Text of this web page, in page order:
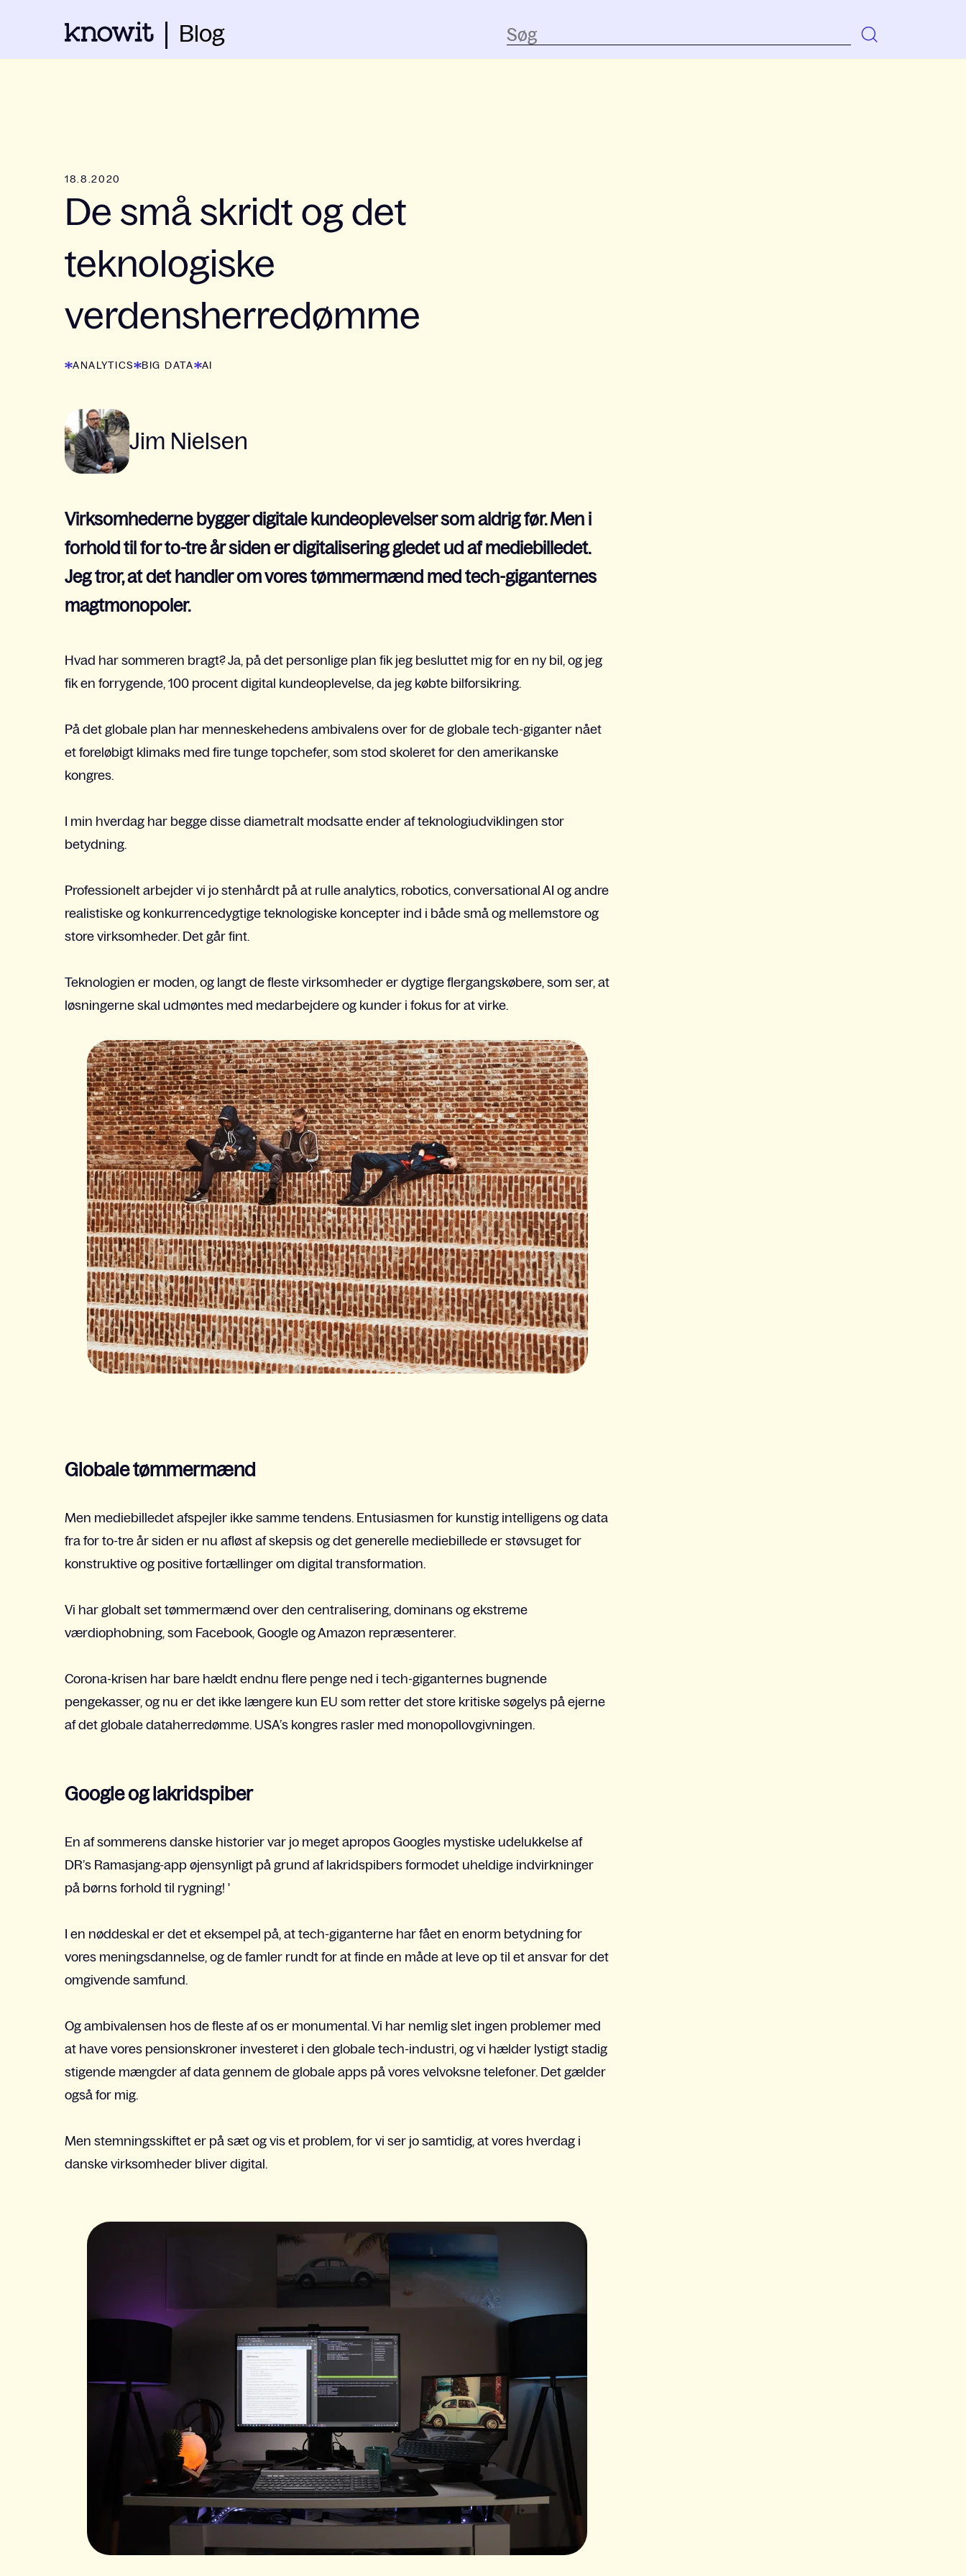
Blog
18.8.2020
De små skridt og det
teknologiske
verdensherredømme
ANALYTICS BIG DATA AI
Jim Nielsen
Virksomhederne bygger digitale kundeoplevelser som aldrig før. Men i
forhold til for to-tre år siden er digitalisering gledet ud af mediebilledet.
Jeg tror, at det handler om vores tømmermænd med tech-giganternes
magtmonopoler.
Hvad har sommeren bragt? Ja, på det personlige plan fik jeg besluttet mig for en ny bil, og jeg
fik en forrygende, 100 procent digital kundeoplevelse, da jeg købte bilforsikring.
På det globale plan har menneskehedens ambivalens over for de globale tech-giganter nået
et foreløbigt klimaks med fire tunge topchefer, som stod skoleret for den amerikanske
kongres.
I min hverdag har begge disse diametralt modsatte ender af teknologiudviklingen stor
betydning.
Professionelt arbejder vi jo stenhårdt på at rulle analytics, robotics, conversational AI og andre
realistiske og konkurrencedygtige teknologiske koncepter ind i både små og mellemstore og
store virksomheder. Det går fint.
Teknologien er moden, og langt de fleste virksomheder er dygtige flergangskøbere, som ser, at
løsningerne skal udmøntes med medarbejdere og kunder i fokus for at virke.
Globale tømmermænd
Men mediebilledet afspejler ikke samme tendens. Entusiasmen for kunstig intelligens og data
fra for to-tre år siden er nu afløst af skepsis og det generelle mediebillede er støvsuget for
konstruktive og positive fortællinger om digital transformation.
Vi har globalt set tømmermænd over den centralisering, dominans og ekstreme
værdiophobning, som Facebook, Google og Amazon repræsenterer.
Corona-krisen har bare hældt endnu flere penge ned i tech-giganternes bugnende
pengekasser, og nu er det ikke længere kun EU som retter det store kritiske søgelys på ejerne
af det globale dataherredømme. USA’s kongres rasler med monopollovgivningen.
Google og lakridspiber
En af sommerens danske historier var jo meget apropos Googles mystiske udelukkelse af
DR’s Ramasjang-app øjensynligt på grund af lakridspibers formodet uheldige indvirkninger
på børns forhold til rygning! '
I en nøddeskal er det et eksempel på, at tech-giganterne har fået en enorm betydning for
vores meningsdannelse, og de famler rundt for at finde en måde at leve op til et ansvar for det
omgivende samfund.
Og ambivalensen hos de fleste af os er monumental. Vi har nemlig slet ingen problemer med
at have vores pensionskroner investeret i den globale tech-industri, og vi hælder lystigt stadig
stigende mængder af data gennem de globale apps på vores velvoksne telefoner. Det gælder
også for mig.
Men stemningsskiftet er på sæt og vis et problem, for vi ser jo samtidig, at vores hverdag i
danske virksomheder bliver digital.